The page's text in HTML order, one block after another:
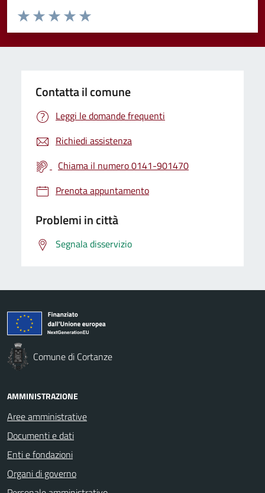
Valuta da 1 a 5 stelle la pagina
Valuta 5 stelle su 5
Valuta 4 stelle su 5
Valuta 3 stelle su 5
Valuta 2 stelle su 5
Valuta 1 stelle su 5
Contatta il comune
Leggi le domande frequenti
Richiedi assistenza
Chiama il numero 0141-901470
Prenota appuntamento
Problemi in città
Segnala disservizio
Comune di Cortanze
AMMINISTRAZIONE
Aree amministrative
Documenti e dati
Enti e fondazioni
Organi di governo